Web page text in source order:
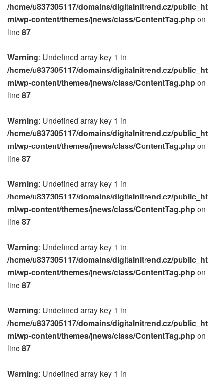
/home/u837305117/domains/digitalnitrend.cz/public_ht
ml/wp-content/themes/jnews/class/ContentTag.phpon
line87
Warning: Undefined array key 1 in
/home/u837305117/domains/digitalnitrend.cz/public_ht
ml/wp-content/themes/jnews/class/ContentTag.phpon
line87
Warning: Undefined array key 1 in
/home/u837305117/domains/digitalnitrend.cz/public_ht
ml/wp-content/themes/jnews/class/ContentTag.phpon
line87
Warning: Undefined array key 1 in
/home/u837305117/domains/digitalnitrend.cz/public_ht
ml/wp-content/themes/jnews/class/ContentTag.phpon
line87
Warning: Undefined array key 1 in
/home/u837305117/domains/digitalnitrend.cz/public_ht
ml/wp-content/themes/jnews/class/ContentTag.phpon
line87
Warning: Undefined array key 1 in
/home/u837305117/domains/digitalnitrend.cz/public_ht
ml/wp-content/themes/jnews/class/ContentTag.phpon
line87
Warning: Undefined array key 1 in